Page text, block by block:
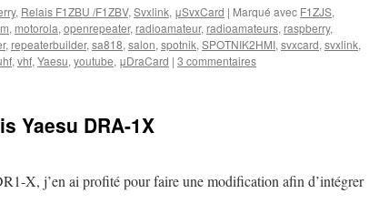
, Relais F1ZBU /F1ZBV, Svxlink, μSvxCard | Marqué avec F1ZJS,
, motorola, openrepeater, radioamateur, radioamateurs, raspberry,
, repeaterbuilder, sa818, salon, spotnik, SPOTNIK2HMI, svxcard, svxlink,
, vhf, Yaesu, youtube, μDraCard | 3 commentaires
Yaesu DRA-1X
X, j’en ai profité pour faire une modification afin d’intégrer